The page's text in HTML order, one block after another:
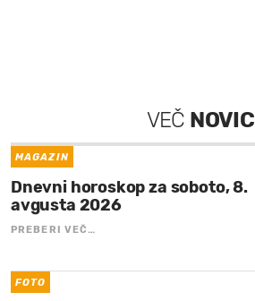
VEČ NOVIC
MAGAZIN
Dnevni horoskop za soboto, 8.
avgusta 2026
PREBERI VEČ…
FOTO